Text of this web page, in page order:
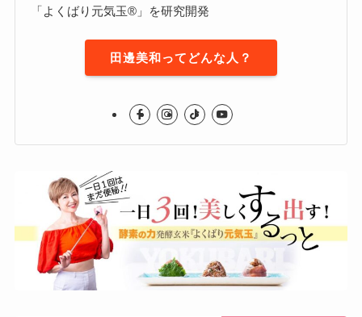
「よくばり元気玉®」を研究開発
田邊美和ってどんな人？